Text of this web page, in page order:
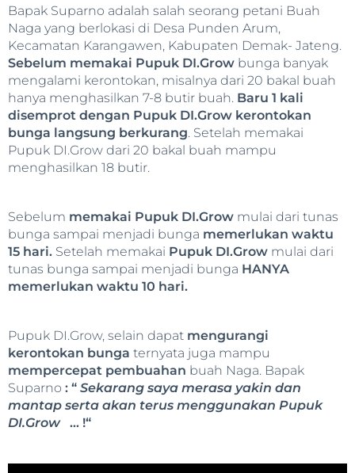
Bapak Suparno adalah salah seorang petani Buah
Naga yang berlokasi di Desa Punden Arum,
Kecamatan Karangawen, Kabupaten Demak- Jateng.
Sebelum memakai Pupuk DI.Grow bunga banyak
mengalami kerontokan, misalnya dari 20 bakal buah
hanya menghasilkan 7-8 butir buah. Baru 1 kali
disemprot dengan Pupuk DI.Grow kerontokan
bunga langsung berkurang. Setelah memakai
Pupuk DI.Grow dari 20 bakal buah mampu
menghasilkan 18 butir.
Sebelum memakai Pupuk DI.Grow mulai dari tunas
bunga sampai menjadi bunga memerlukan waktu
15 hari. Setelah memakai Pupuk DI.Grow mulai dari
tunas bunga sampai menjadi bunga HANYA
memerlukan waktu 10 hari.
Pupuk DI.Grow, selain dapat mengurangi
kerontokan bunga ternyata juga mampu
mempercepat pembuahan buah Naga. Bapak
Suparno : “ Sekarang saya merasa yakin dan
mantap serta akan terus menggunakan Pupuk
DI.Grow… !“